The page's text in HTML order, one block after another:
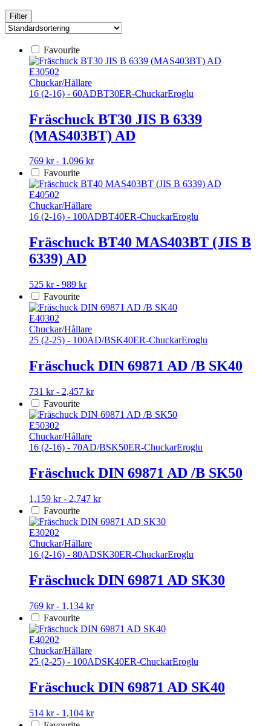
Filter
Favourite
E30502
Chuckar/Hållare
16 (2-16) - 60ADBT30ER-ChuckarEroglu
Fräschuck BT30 JIS B 6339
(MAS403BT) AD
769 kr - 1,096 krDen
produkten
varianter.
olika
alternativen
Favourite
E40502
Chuckar/Hållare
16 (2-16) - 100ADBT40ER-ChuckarEroglu
Fräschuck BT40 MAS403BT (JIS B
6339) AD
525 kr - 989 krDen
produkten
flera
varianter.
olika
alternativen
väljas
produktsidan
Favourite
E40302
Chuckar/Hållare
25 (2-25) - 100AD/BSK40ER-ChuckarEroglu
Fräschuck DIN 69871 AD /B SK40
731 kr - 2,457 krDen
produkten
varianter.
olika
alternativen
väljas
produktsidan
Favourite
E50302
Chuckar/Hållare
16 (2-16) - 70AD/BSK50ER-ChuckarEroglu
Fräschuck DIN 69871 AD /B SK50
1,159 kr - 2,747 krDen
produkten
varianter.
olika
alternativen
produktsidan
Favourite
E30202
Chuckar/Hållare
16 (2-16) - 80ADSK30ER-ChuckarEroglu
Fräschuck DIN 69871 AD SK30
769 kr - 1,134 krDen
produkten
varianter.
olika
alternativen
väljas
Favourite
E40202
Chuckar/Hållare
25 (2-25) - 100ADSK40ER-ChuckarEroglu
Fräschuck DIN 69871 AD SK40
514 kr - 1,104 krDen